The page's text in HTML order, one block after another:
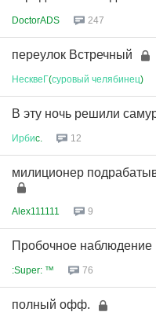
DoctorADS 247
переулок Встречный
НесквеГ(суровый челябинец)
В эту ночь решили
Ирбиc. 12
милиционер
Alex111111 9
Пробочное наблюдение
:Super: ™ 76
полный офф.